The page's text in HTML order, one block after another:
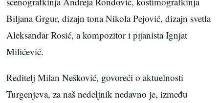
Biljana Grgur, dizajn tona Nikola Pejović, dizajn svetla
Aleksandar Rosić, a kompozitor i pijanista Ignjat
Milićević.
Reditelj Milan Nešković, govoreći o aktuelnosti
Turgenjeva, za naš nedeljnik nedavno je, između